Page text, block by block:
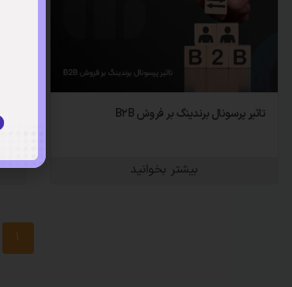
تاثیر پرسونال برندینگ بر فروش B۲B
بیشتر بخوانید
۱